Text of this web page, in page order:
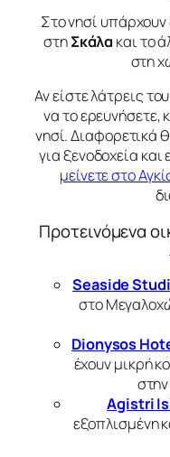
Στο νησί υπάρχουν
στηΣκάλα και το
στη
Αν είστε λάτρεις
να το ερευνήσετε,
νησί. Διαφορετικά
για ξενοδοχεία
μείνετε στο
Προτεινόμενα
Seaside
στο
Dionysos
έχουν μικρή
Agistri
εξοπλισμένη